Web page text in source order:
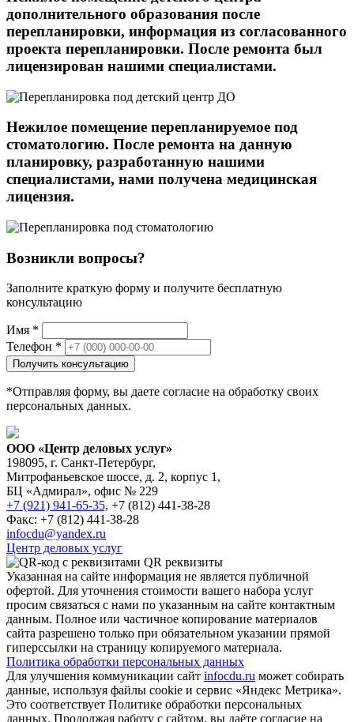
дополнительного образования после
перепланировки, информация из согласованного
проекта перепланировки. После ремонта был
лицензирован нашими специалистами.
Нежилое помещение перепланируемое под
стоматологию. После ремонта на данную
планировку, разработанную нашими
специалистами, нами получена медицинская
лицензия.
Возникли вопросы?
Заполните краткую форму и получите бесплатную
консультацию
Имя *
Телефон *
*Отправляя форму, вы даете согласие на обработку своих
персональных данных.
ООО «Центр деловых услуг»
198095, г. Санкт-Петербург,
Митрофаньевское шоссе, д. 2, корпус 1,
БЦ «Адмирал», офис № 229
+7 (921) 941-65-35, +7 (812) 441-38-28
Факс: +7 (812) 441-38-28
infocdu@yandex.ru
Центр деловых услуг
QR реквизиты
Указанная на сайте информация не является публичной
офертой. Для уточнения стоимости вашего набора услуг
просим связаться с нами по указанным на сайте контактным
данным. Полное или частичное копирование материалов
сайта разрешено только при обязательном указании прямой
гиперссылки на страницу копируемого материала.
Политика обработки персональных данных
Для улучшения коммуникации сайт infocdu.ru может собирать
данные, используя файлы cookie и сервис «Яндекс Метрика».
Это соответствует Политике обработки персональных
данных. Продолжая работу с сайтом, вы даёте согласие на